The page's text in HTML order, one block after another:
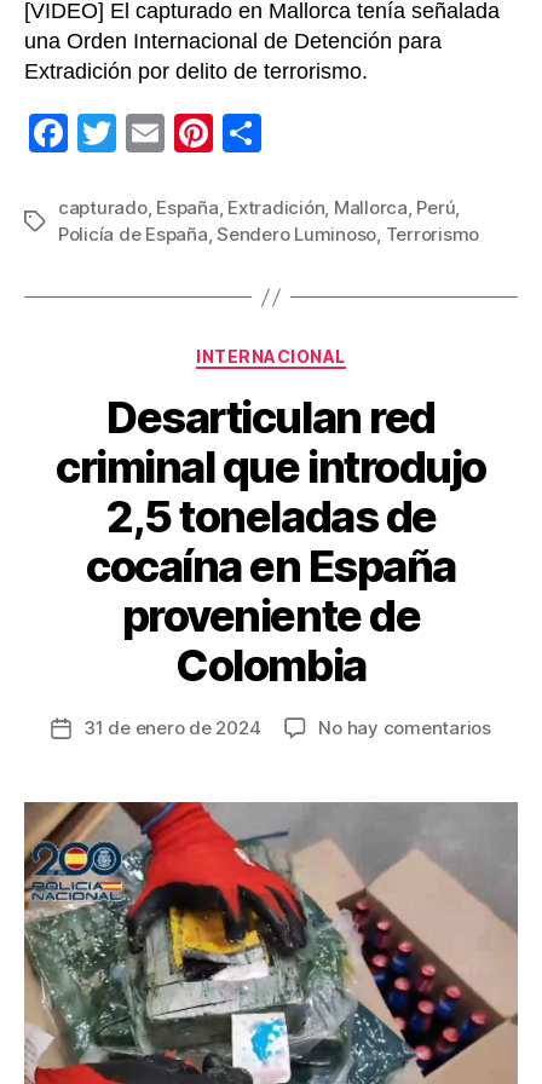
[VIDEO] El capturado en Mallorca tenía señalada
una Orden Internacional de Detención para
Extradición por delito de terrorismo.
F
c
e
b
T
tt
er
E
ail
Pi
er
e
st
m
p
ar
Etiquetas
capturado, España, Extradición, Mallorca, Perú,
Policía de España,Sendero Luminoso, Terrorismo
Categorías
INTERNACIONAL
Desarticulan red
criminal que introdujo
2,5 toneladas de
cocaína en España
proveniente de
Colombia
Fecha
entrada
31 de enero de 2024 No hay comentariosen